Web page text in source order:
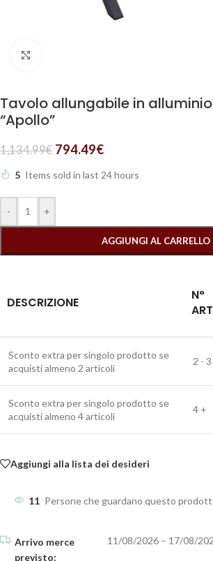
Tavolo allungabile in
“Apollo”
1,134.99€ 794.49€
5 Items sold in last 24 hours
- +
AGGIUNGI AL CARRELLO
DESCRIZIONE
N°
Sconto extra per singolo prodotto se
acquisti almeno 2 articoli
2 - 3
Sconto extra per singolo prodotto se
acquisti almeno 4 articoli
4 +
Aggiungi alla lista dei desideri
11 Persone che guardano questo
11/08/2026 – 17/08/